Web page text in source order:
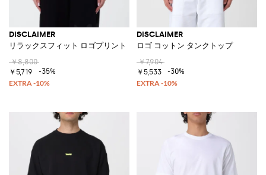
DISCLAIMER
リラックスフィット ロゴプリント クルーネック コットンTシャツ
￥8,800
￥5,719
-35%
DISCLAIMER
ロゴ コットン タンクトップ
￥7,904
￥5,533
-30%